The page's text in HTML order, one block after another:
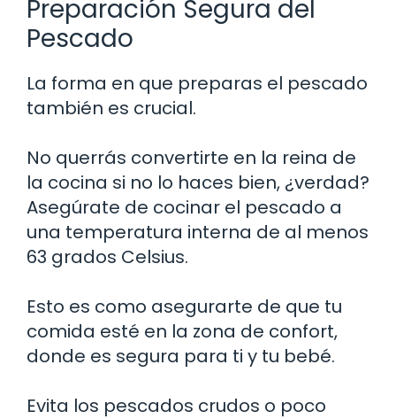
Preparación Segura del
Pescado
La forma en que preparas el pescado
también es crucial.
No querrás convertirte en la reina de
la cocina si no lo haces bien, ¿verdad?
Asegúrate de cocinar el pescado a
una temperatura interna de al menos
63 grados Celsius.
Esto es como asegurarte de que tu
comida esté en la zona de confort,
donde es segura para ti y tu bebé.
Evita los pescados crudos o poco